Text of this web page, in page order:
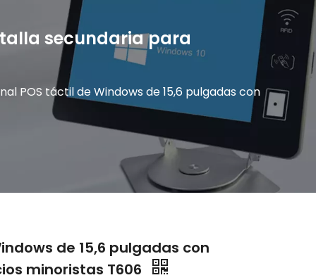
secundaria para
POS táctil de Windows de 15,6 pulgadas con
de 15,6 pulgadas con
minoristas T606